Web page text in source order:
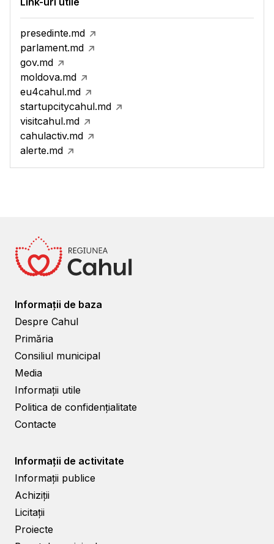
presedinte.md
parlament.md
gov.md
moldova.md
eu4cahul.md
startupcitycahul.md
visitcahul.md
cahulactiv.md
alerte.md
Informații de baza
Despre Cahul
Primăria
Consiliul municipal
Media
Informații utile
Politica de confidențialitate
Contacte
Informații de activitate
Informații publice
Achiziții
Licitații
Proiecte